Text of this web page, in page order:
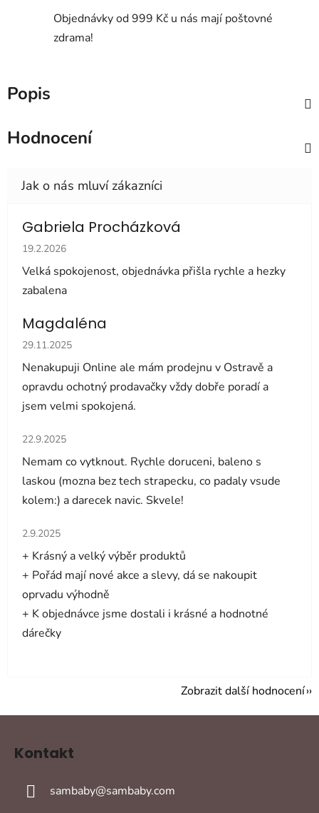
Objednávky od 999 Kč u nás mají poštovné
zdrama!
Popis
Hodnocení
Gabriela Procházková
Hodnocení obchodu je 5 z 5 hvězdiček.
19.2.2026
Velká spokojenost, objednávka přišla rychle a hezky
zabalena
Magdaléna
Hodnocení obchodu je 5 z 5 hvězdiček.
29.11.2025
Nenakupuji Online ale mám prodejnu v Ostravě a
opravdu ochotný prodavačky vždy dobře poradí a
jsem velmi spokojená.
Hodnocení obchodu je 5 z 5 hvězdiček.
22.9.2025
Nemam co vytknout. Rychle doruceni, baleno s
laskou (mozna bez tech strapecku, co padaly vsude
kolem:) a darecek navic. Skvele!
Hodnocení obchodu je 5 z 5 hvězdiček.
2.9.2025
+ Krásný a velký výběr produktů
+ Pořád mají nové akce a slevy, dá se nakoupit
oprvadu výhodně
+ K objednávce jsme dostali i krásné a hodnotné
dárečky
Zobrazit další hodnocení
Kontakt
sambaby@sambaby.com